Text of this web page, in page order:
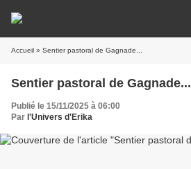
Accueil » Sentier pastoral de Gagnade...
Sentier pastoral de Gagnade...
Publié le 15/11/2025 à 06:00
Par l'Univers d'Erika